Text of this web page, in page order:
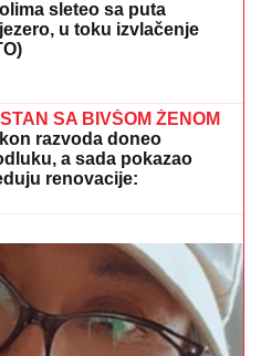
u toku izvlačenje